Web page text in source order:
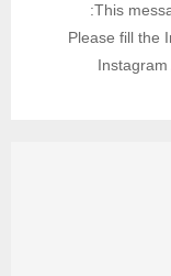
This
Please fill the